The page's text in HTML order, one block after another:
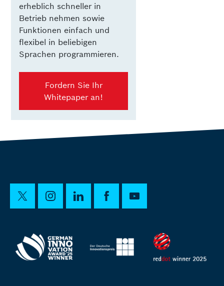
erheblich schneller in
Betrieb nehmen sowie
Funktionen einfach und
flexibel in beliebigen
Sprachen programmieren.
Fordern Sie Ihr
Whitepaper an!